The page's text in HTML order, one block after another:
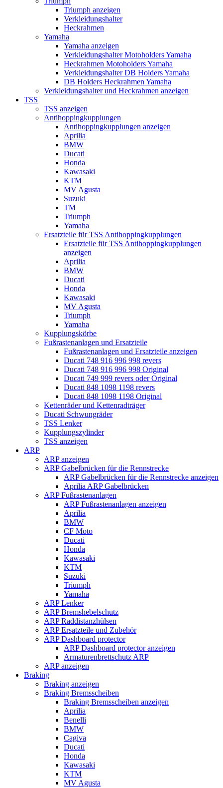
Triumph anzeigen
Verkleidungshalter
Heckrahmen
Yamaha
Yamaha anzeigen
Verkleidungshalter Motoholders Yamaha
Heckrahmen Motoholders Yamaha
Verkleidungshalter DB Holders Yamaha
DB Holders Heckrahmen Yamaha
Verkleidungshalter und Heckrahmen anzeigen
TSS
TSS anzeigen
Antihoppingkupplungen
Antihoppingkupplungen anzeigen
Aprilia
BMW
Ducati
Honda
Kawasaki
KTM
MV Agusta
Suzuki
TM
Triumph
Yamaha
Ersatzteile für TSS Antihoppingkupplungen
Ersatzteile für TSS Antihoppingkupplungen
anzeigen
Aprilia
BMW
Ducati
Honda
Kawasaki
MV Agusta
Triumph
Yamaha
Kupplungskörbe
Fußrastenanlagen und Ersatzteile
Fußrastenanlagen und Ersatzteile anzeigen
Ducati 748 916 996 998 revers
Ducati 748 916 996 998 Original
Ducati 749 999 revers oder Original
Ducati 848 1098 1198 revers
Ducati 848 1098 1198 Original
Kettenräder und Kettenradträger
Ducati Schwungräder
TSS Lenker
Kupplungszylinder
TSS anzeigen
ARP
ARP anzeigen
ARP Gabelbrücken für die Rennstrecke
ARP Gabelbrücken für die Rennstrecke anzeigen
Aprilia ARP Gabelbrücken
ARP Fußrastenanlagen
ARP Fußrastenanlagen anzeigen
Aprilia
BMW
CF Moto
Ducati
Honda
Kawasaki
KTM
Suzuki
Triumph
Yamaha
ARP Lenker
ARP Bremshebelschutz
ARP Raddistanzhülsen
ARP Ersatzteile und Zubehör
ARP Dashboard protector
ARP Dashboard protector anzeigen
Armaturenbrettschutz ARP
ARP anzeigen
Braking
Braking anzeigen
Braking Bremsscheiben
Braking Bremsscheiben anzeigen
Aprilia
Benelli
BMW
Cagiva
Ducati
Honda
Kawasaki
KTM
MV Agusta